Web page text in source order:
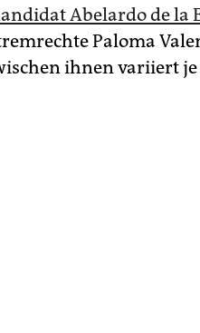
Abelardo de la
Paloma
ihnen variiert